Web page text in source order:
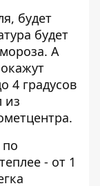
будет
будет
А
4 градусов
из
- от 1